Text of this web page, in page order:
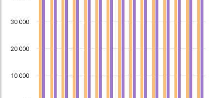
10 000
20 000
30 000